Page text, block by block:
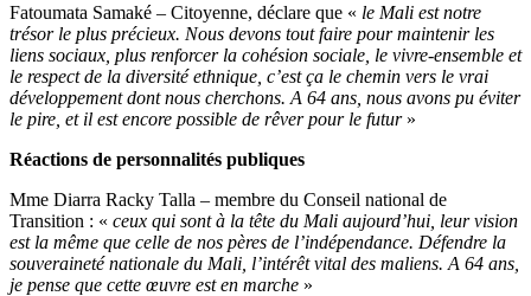
Fatoumata Samaké – Citoyenne, déclare que « le Mali est notre
trésor le plus précieux. Nous devons tout faire pour maintenir les
liens sociaux, plus renforcer la cohésion sociale, le vivre-ensemble et
le respect de la diversité ethnique, c’est ça le chemin vers le vrai
développement dont nous cherchons. A 64 ans, nous avons pu éviter
le pire, et il est encore possible de rêver pour le futur »
Réactions de personnalités publiques
Mme Diarra Racky Talla – membre du Conseil national de
Transition : « ceux qui sont à la tête du Mali aujourd’hui, leur vision
est la même que celle de nos pères de l’indépendance. Défendre la
souveraineté nationale du Mali, l’intérêt vital des maliens. A 64 ans,
je pense que cette œuvre est en marche »